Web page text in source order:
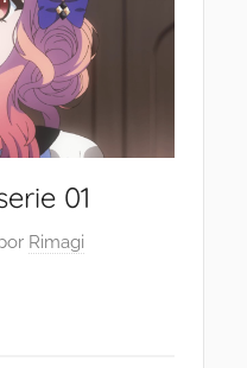
01
Rimagi